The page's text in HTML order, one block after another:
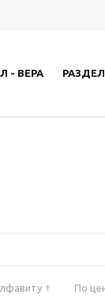
- ВЕРА
По